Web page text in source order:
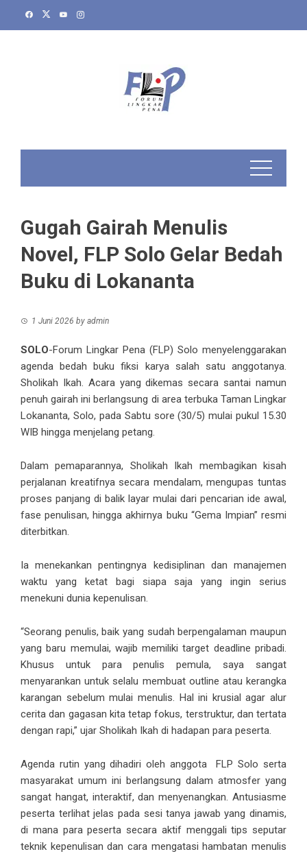
Gugah Gairah Menulis
Novel, FLP Solo Gelar Bedah
Buku di Lokananta
1 Juni 2026 by admin
SOLO-Forum Lingkar Pena (FLP) Solo menyelenggarakan
agenda bedah buku fiksi karya salah satu anggotanya.
Sholikah Ikah. Acara yang dikemas secara santai namun
penuh gairah ini berlangsung di area terbuka Taman Lingkar
Lokananta, Solo, pada Sabtu sore (30/5) mulai pukul 15.30
WIB hingga menjelang petang.
Dalam pemaparannya, Sholikah Ikah membagikan kisah
perjalanan kreatifnya secara mendalam, mengupas tuntas
proses panjang di balik layar mulai dari pencarian ide awal,
fase penulisan, hingga akhirnya buku “Gema Impian” resmi
diterbitkan.
Ia menekankan pentingnya kedisiplinan dan manajemen
waktu yang ketat bagi siapa saja yang ingin serius
menekuni dunia kepenulisan.
“Seorang penulis, baik yang sudah berpengalaman maupun
yang baru memulai, wajib memiliki target deadline pribadi.
Khusus untuk para penulis pemula, saya sangat
menyarankan untuk selalu membuat outline atau kerangka
karangan sebelum mulai menulis. Hal ini krusial agar alur
cerita dan gagasan kita tetap fokus, terstruktur, dan tertata
dengan rapi,” ujar Sholikah Ikah di hadapan para peserta.
Agenda rutin yang dihadiri oleh anggota FLP Solo serta
masyarakat umum ini berlangsung dalam atmosfer yang
sangat hangat, interaktif, dan menyenangkan. Antusiasme
peserta terlihat jelas pada sesi tanya jawab yang dinamis,
di mana para peserta secara aktif menggali tips seputar
teknik kepenulisan dan cara mengatasi hambatan menulis